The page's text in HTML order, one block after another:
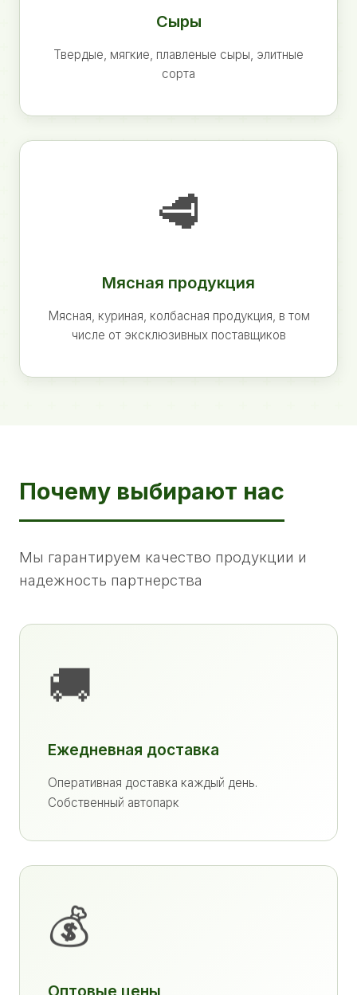
Сыры
Твердые, мягкие, плавленые сыры, элитные
сорта
🥩
Мясная продукция
Мясная, куриная, колбасная продукция, в том
числе от эксклюзивных поставщиков
Почему выбирают нас
Мы гарантируем качество продукции и
надежность партнерства
🚚
Ежедневная доставка
Оперативная доставка каждый день.
Собственный автопарк
💰
Оптовые цены